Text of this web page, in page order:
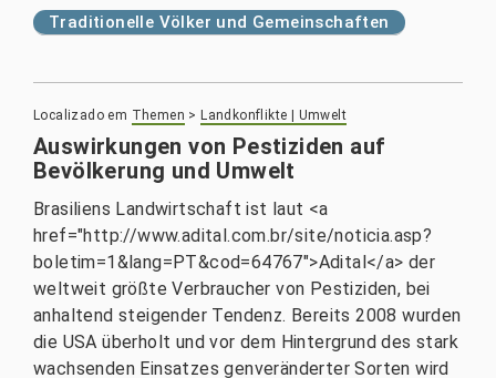
Traditionelle Völker und Gemeinschaften
Localizado em Themen > Landkonflikte | Umwelt
Auswirkungen von Pestiziden auf
Bevölkerung und Umwelt
Brasiliens Landwirtschaft ist laut <a
href="http://www.adital.com.br/site/noticia.asp?
boletim=1&lang=PT&cod=64767">Adital</a> der
weltweit größte Verbraucher von Pestiziden, bei
anhaltend steigender Tendenz. Bereits 2008 wurden
die USA überholt und vor dem Hintergrund des stark
wachsenden Einsatzes genveränderter Sorten wird